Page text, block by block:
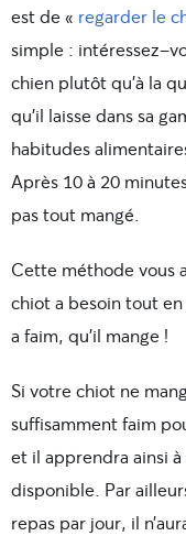
est de « regarder le
simple : intéressez-
chien plutôt qu’à la
qu’il laisse dans sa
habitudes
Après 10 à 20
pas tout mangé.
Cette méthode vous
chiot a besoin tout en
a faim, qu’il mange !
Si votre chiot ne
suffisamment faim
et il apprendra ainsi
disponible. Par
repas par jour, il